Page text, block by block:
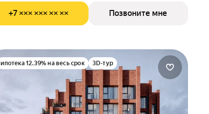
+7 ××× ××× ×× ×× Позвоните мне
ипотека 12.39% на весь срок 3D-тур